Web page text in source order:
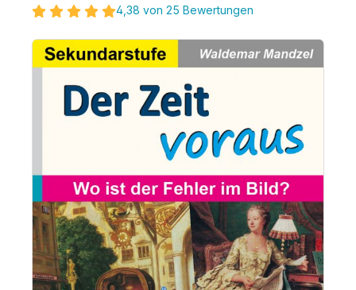
4,38 von 25 Bewertungen
Bildergalerie überspringen